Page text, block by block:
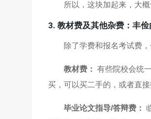
所以，这块加起来，大
3. 教材费及其他杂费：丰
除了学费和报名考试费
教材费： 有些院校会统
买，可以买二手的，或者直
毕业论文指导/答辩费：